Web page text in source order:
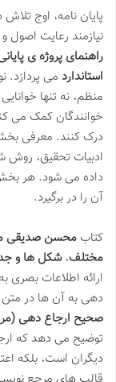
پایان نامه، اوج
نیازمند رعایت
راهنمای پروژه ی
استاندارد می پردازد.
منظم، نه تنها خوانایی
خوانندگان کمک می
درک کنند. معرفی
ادبیات تحقیق، روش
داده می شود. هر بخش
آن را در برگیرد.
کتاب محسن صدیقی
مختلف،شکل ها و
ارائه اطلاعات بصری
دهی به آن ها در
صحیح ارجاع دهی
توضیح می دهد که
دیگران است، بلکه